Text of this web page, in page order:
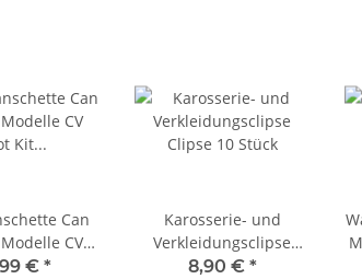
Can
CV
Kit
€ *
Karosserie- und
Verkleidungsclipse
Clipse 10 Stück
8,90 € *